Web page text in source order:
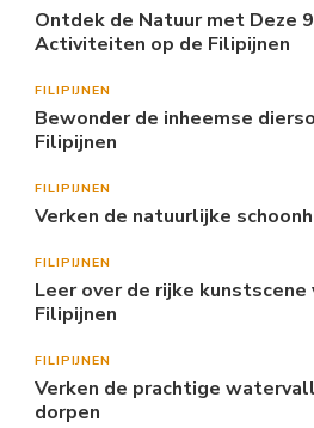
Ontdek de Natuur met Deze
Activiteiten op de Filipijnen
FILIPIJNEN
Bewonder de inheemse
Filipijnen
FILIPIJNEN
Verken de natuurlijke
FILIPIJNEN
Leer over de rijke kunstscene
Filipijnen
FILIPIJNEN
Verken de prachtige
dorpen